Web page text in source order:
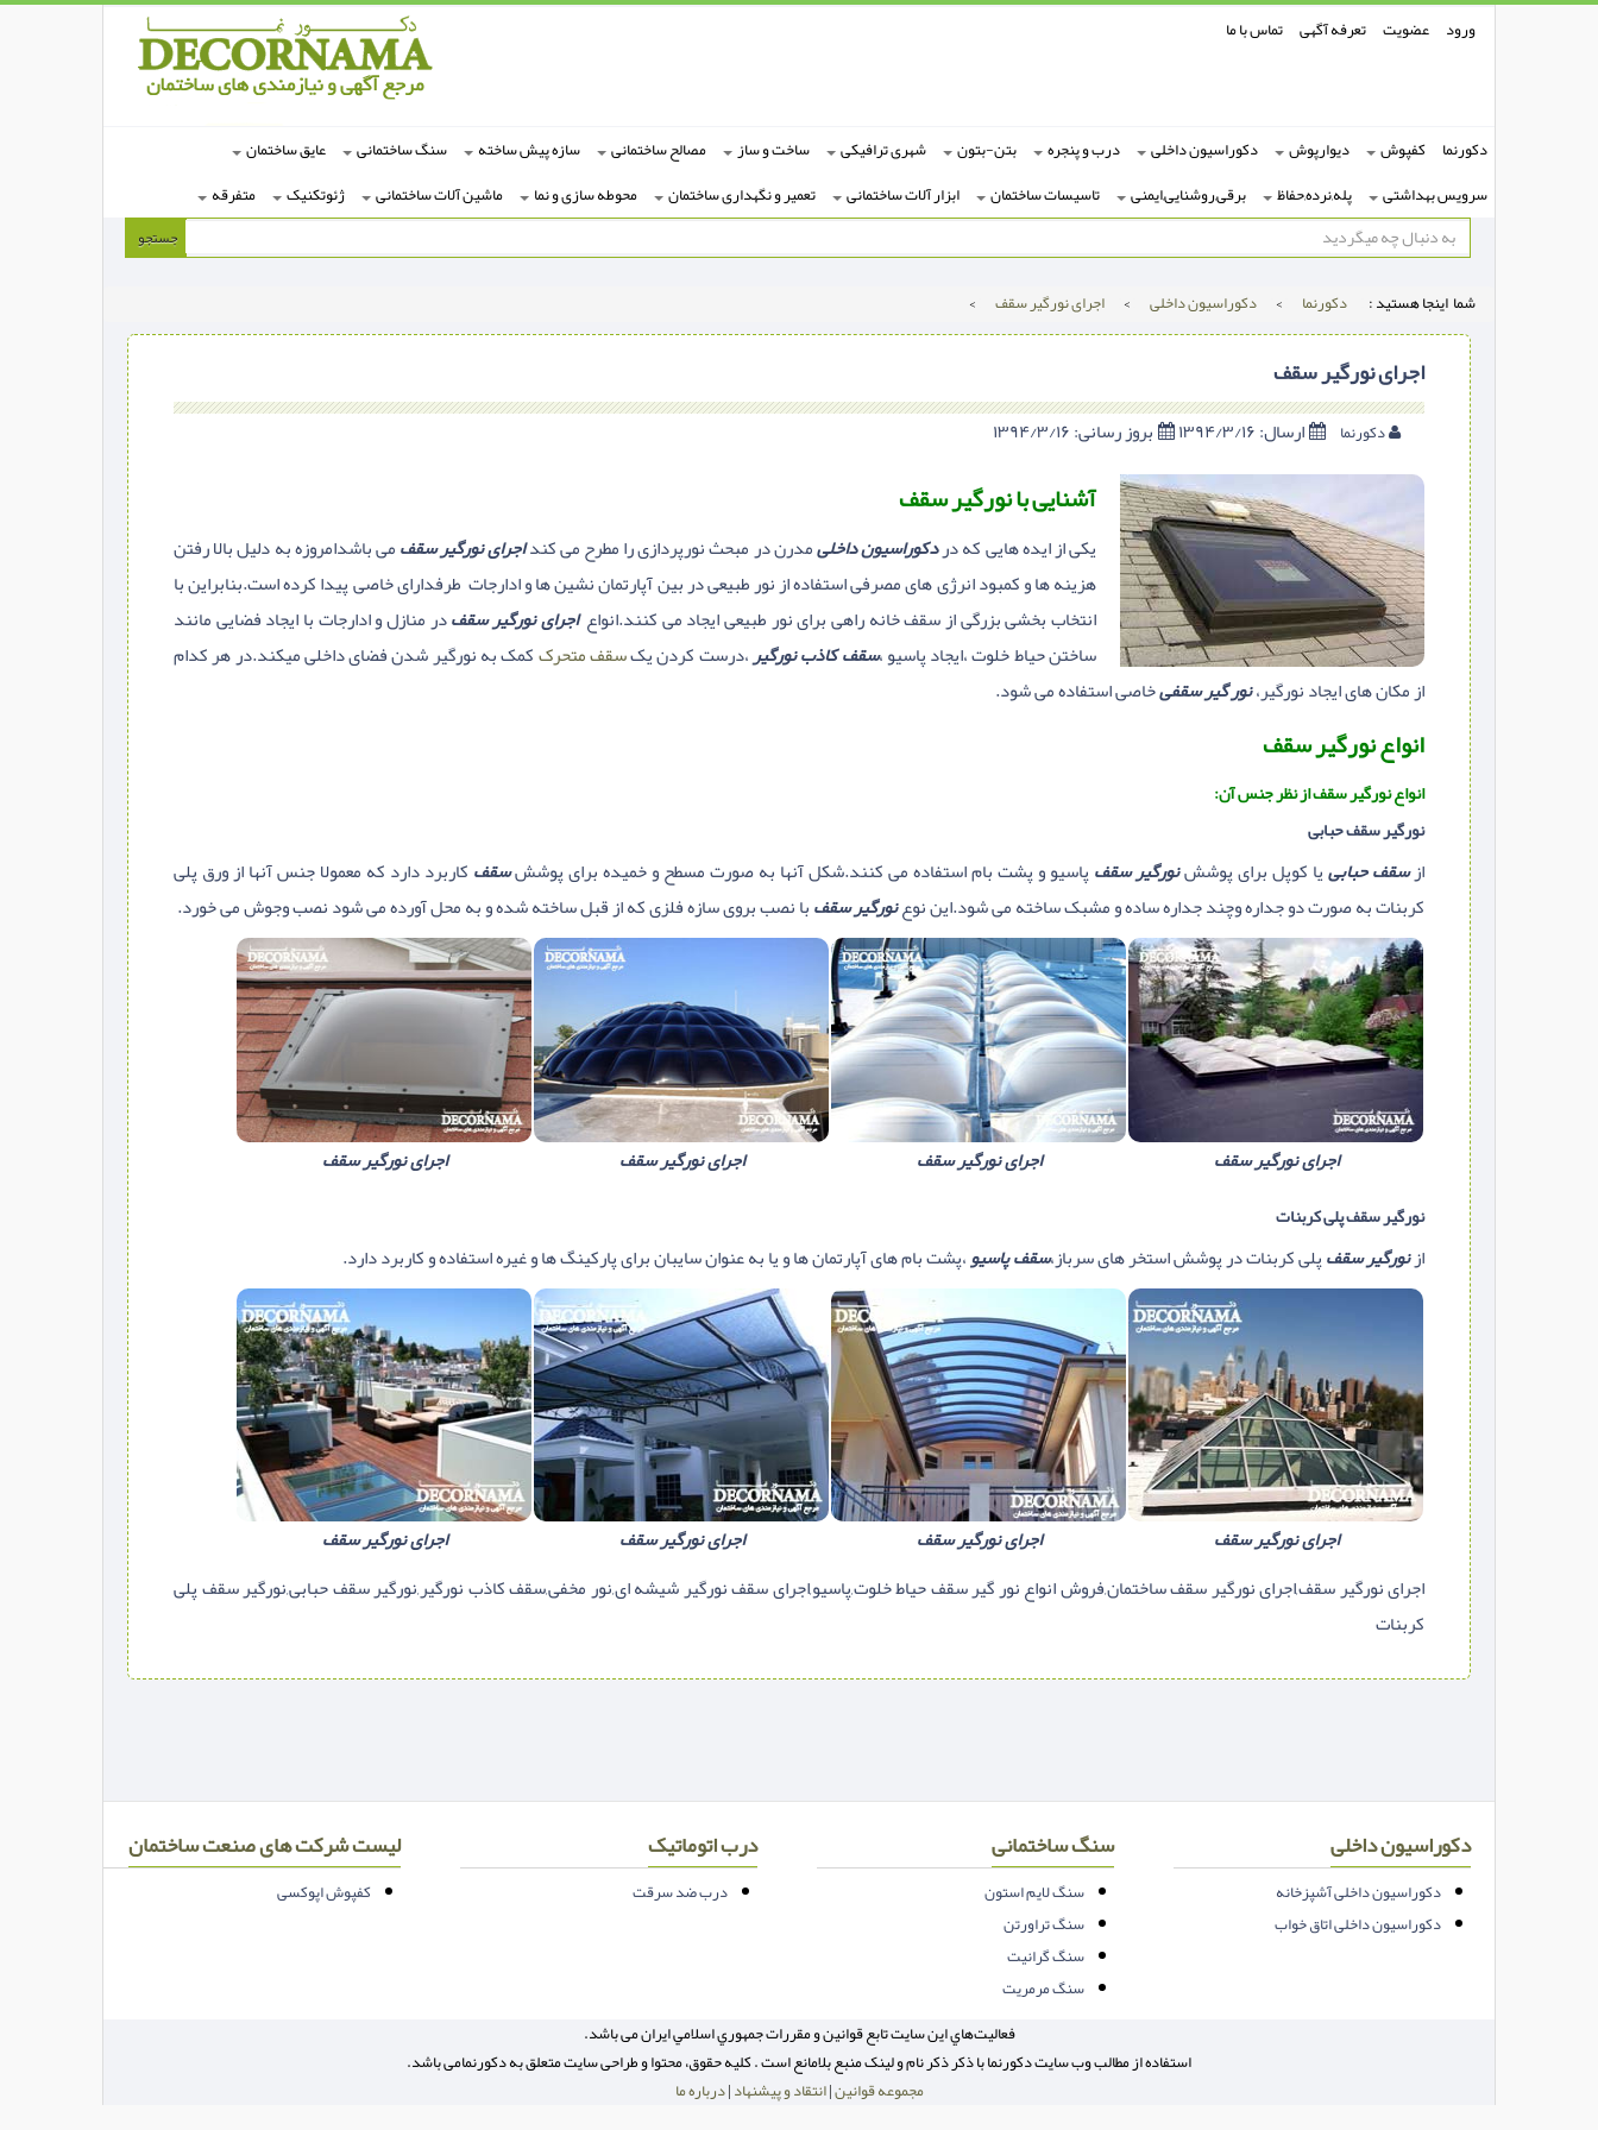
ورود عضویت تعرفه آگهی تماس با ما
دکورنما کفپوش دیوارپوش دکوراسیون داخلی درب و پنجره بتن-بتون شهری ترافیکی ساخت و ساز مصالح ساختمانی سازه پیش ساخته سنگ ساختمانی
عایق ساختمان
سرویس بهداشتی
پله,نرده,حفاظ برقی,روشنایی,ایمنی تاسیسات ساختمان ابزار آلات ساختمانی تعمیر و نگهداری ساختمان محوطه سازی و نما ماشین آلات ساختمانی ژئوتکنیک متفرقه
جستجو
شما اینجا هستید : دکورنما > دکوراسیون داخلی > اجرای نورگیر سقف >
اجرای نورگیر سقف
دکورنما ارسال:۱۳۹۴/۳/۱۶ بروز رسانی:
آشنایی با نورگیر سقف
یکی از ایده هایی که دردکوراسیون داخلیمدرن در مبحث نورپردازی را مطرح می کنداجرای نورگیر سقفمی باشدامروزه به دلیل بالا رفتن
هزینه ها و کمبود انرژی های مصرفی استفاده از نور طبیعی در بین آپارتمان نشین ها و ادارجات طرفدارای خاصی پیدا کرده است.بنابراین با
انتخاب بخشی بزرگی از سقف خانه راهی برای نور طبیعی ایجاد می کنند.انواعاجرای نورگیر سقفدر منازل و ادارجات با ایجاد فضایی مانند
ساختن حیاط خلوت ،ایجاد پاسیو ،سقف کاذب نورگیر،درست کردن یکسقف متحرککمک به نورگیر شدن فضای داخلی میکند.در هر کدام
از مکان های ایجاد نورگیر،نور گیر سقفیخاصی استفاده می شود.
انواع نورگیر سقف
انواع نورگیر سقف از نظر جنس آن:
نورگیر سقف حبابی
ازسقف حبابییا کوپل برای پوششنورگیر سقفپاسیو و پشت بام استفاده می کنند.شکل آنها به صورت مسطح و خمیده برای پوششسقف کاربرد دارد که معمولا جنس آنها از ورق پلی
کربنات به صورت دو جداره وچند جداره ساده و مشبک ساخته می شود.این نوعنورگیر سقفبا نصب بروی سازه فلزی که از قبل ساخته شده و به محل آورده می شود نصب وجوش می خورد.
اجرای نورگیر سقف اجرای نورگیر سقف اجرای نورگیر سقف اجرای نورگیر سقف
نورگیر سقف پلی کربنات
ازنورگیر سقفپلی کربنات در پوشش استخر های سرباز،سقف پاسیو،پشت بام های آپارتمان ها و یا به عنوان سایبان برای پارکینگ ها و غیره استفاده و کاربرد دارد.
اجرای نورگیر سقف اجرای نورگیر سقف اجرای نورگیر سقف
اجرای نورگیر سقف
اجرای نورگیر سقف,اجرای نورگیر سقف ساختمان,فروش انواع نور گیر سقف حیاط خلوت,پاسیو,اجرای سقف نورگیر شیشه ای,نور مخفی,سقف كاذب نورگير,نورگیر سقف حبابی,نورگیر سقف پلی
کربنات
دکوراسیون داخلی
دکوراسیون داخلی آشپزخانه
دکوراسیون داخلی اتاق خواب
سنگ ساختمانی
سنگ لایم استون
سنگ تراورتن
سنگ گرانیت
سنگ مرمریت
درب اتوماتیک
درب ضد سرقت
لیست شرکت های صنعت ساختمان
کفپوش اپوکسی
فعاليت‌هاي اين سايت تابع قوانين و مقررات جمهوري اسلامي ايران می باشد.
استفاده از مطالب وب سایت دکورنما با ذکر ذکر نام و لینک منبع بلامانع است . کلیه حقوق، محتوا و طراحی سایت متعلق به دکورنمامی باشد.
مجموعه قوانین|انتقاد و پیشنهاد|درباره ما